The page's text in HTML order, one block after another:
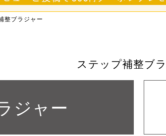
整ブラジャー
ステップ補整ブ
ジャー